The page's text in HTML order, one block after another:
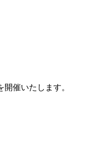
催いたします。